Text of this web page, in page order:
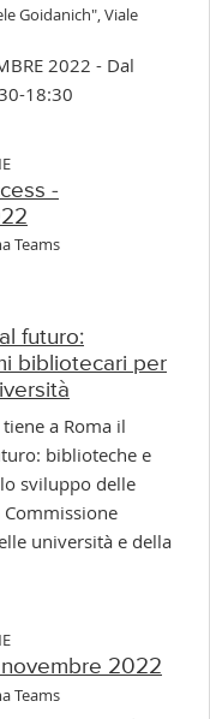
Goidanich", Viale
2022 - Dal
18:30
-
Teams
futuro:
bibliotecari per
a Roma il
biblioteche e
sviluppo delle
università e della
2022
Teams